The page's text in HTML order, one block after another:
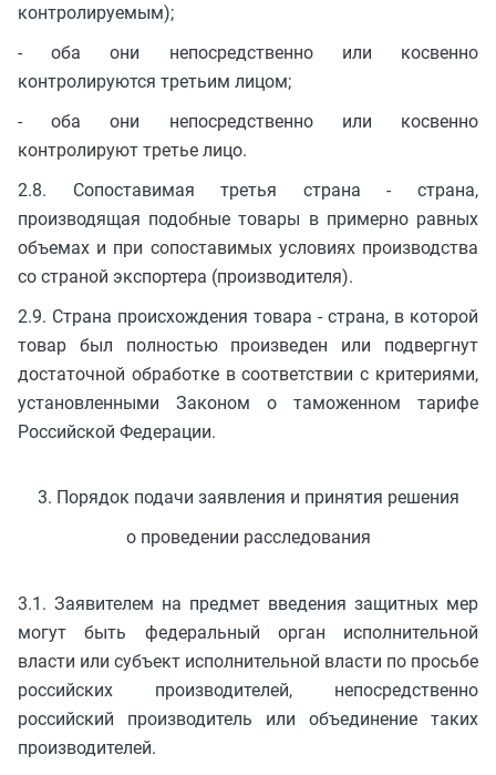
контролируемым);
- оба они непосредственно или косвенно
контролируются третьим лицом;
- оба они непосредственно или косвенно
контролируют третье лицо.
2.8. Сопоставимая третья страна - страна,
производящая подобные товары в примерно равных
объемах и при сопоставимых условиях производства
со страной экспортера (производителя).
2.9. Страна происхождения товара - страна, в которой
товар был полностью произведен или подвергнут
достаточной обработке в соответствии с критериями,
установленными Законом о таможенном тарифе
Российской Федерации.
3. Порядок подачи заявления и принятия решения
о проведении расследования
3.1. Заявителем на предмет введения защитных мер
могут быть федеральный орган исполнительной
власти или субъект исполнительной власти по просьбе
российских производителей, непосредственно
российский производитель или объединение таких
производителей.